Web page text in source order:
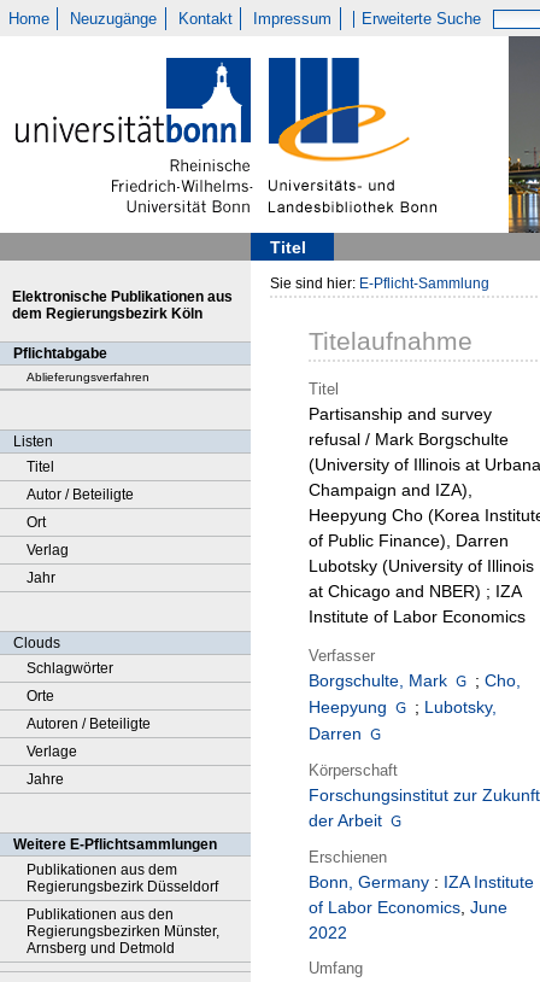
Home Neuzugänge Kontakt Impressum Erweiterte Suche
Titel
Elektronische Publikationen aus
dem Regierungsbezirk Köln
Pflichtabgabe
Ablieferungsverfahren
Listen
Titel
Autor / Beteiligte
Ort
Verlag
Jahr
Clouds
Schlagwörter
Orte
Autoren / Beteiligte
Verlage
Jahre
Weitere E-Pflichtsammlungen
Publikationen aus dem
Regierungsbezirk Düsseldorf
Publikationen aus den
Regierungsbezirken Münster,
Arnsberg und Detmold
Sie sind hier: E-Pflicht-Sammlung
Titelaufnahme
Titel
Partisanship and survey
refusal / Mark Borgschulte
(University of Illinois at
Champaign and IZA),
Heepyung Cho (Korea
of Public Finance), Darren
Lubotsky (University of Illinois
at Chicago and NBER) ; IZA
Institute of Labor Economics
Verfasser
Borgschulte, Mark ; Cho,
Heepyung
; Lubotsky,
Darren
Körperschaft
Forschungsinstitut zur Zukunft
der Arbeit
Erschienen
Bonn, Germany : IZA Institute
of Labor Economics, June
2022
Umfang